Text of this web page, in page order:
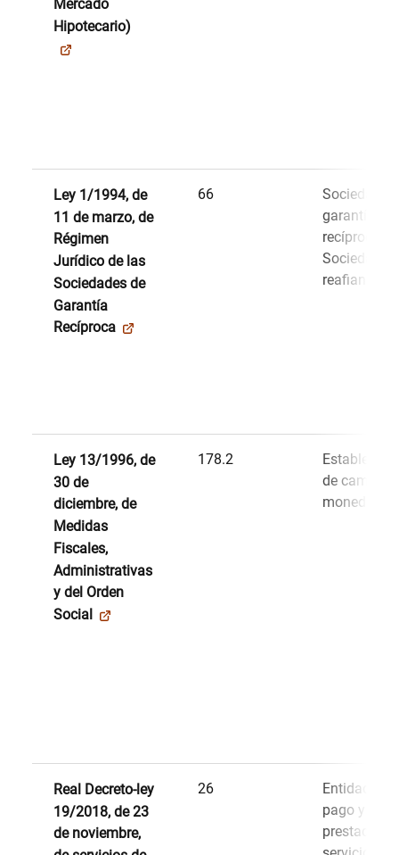
Mercado
Hipotecario)
Ley 1/1994, de
11 de marzo, de
Régimen
Jurídico de las
Sociedades de
Garantía
Recíproca
66
Sociedades
garantía
recíproca.
Sociedades
Ley 13/1996, de
30 de
diciembre, de
Medidas
Fiscales,
Administrativas
y del Orden
Social
178.2
de cambio
moneda
Real Decreto-ley
19/2018, de 23
de noviembre,
26
Entidades
pago y